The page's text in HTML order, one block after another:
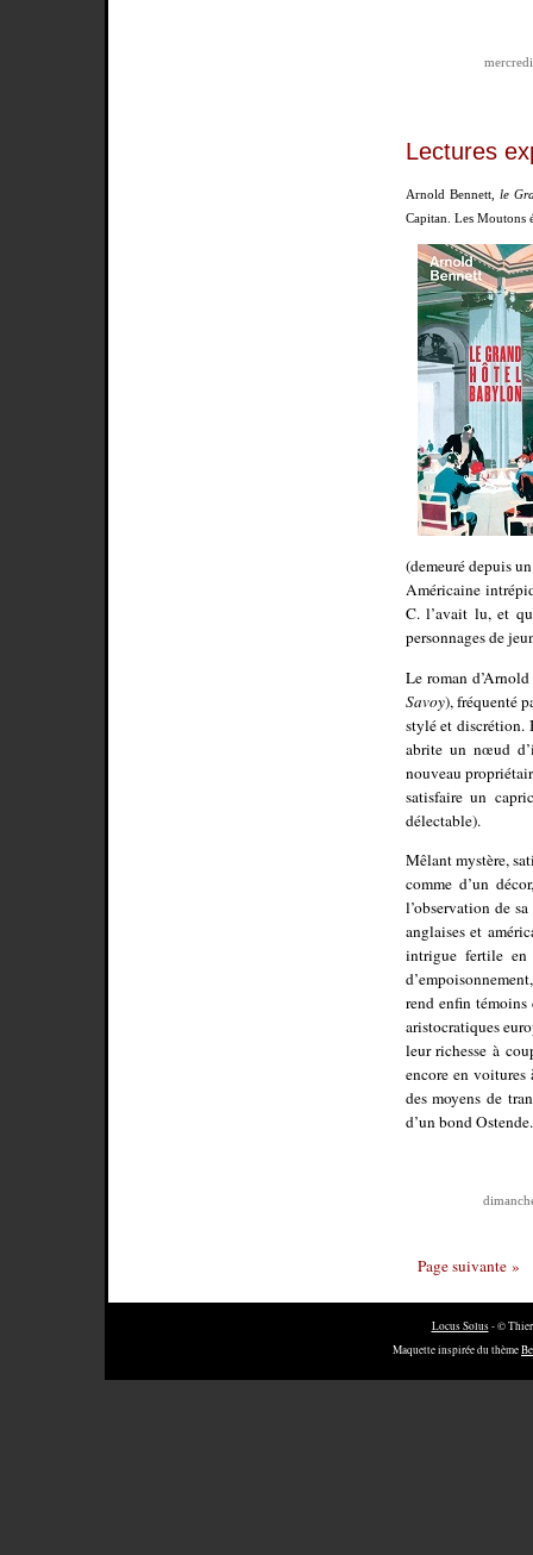
Lectures
Arnold Bennett, le
Capitan. Les Moutons
(demeuré depuis
Américaine
C. l’avait lu, et
personnages de
Le roman
Savoy), fréquenté
stylé et discrétion.
abrite un nœud
nouveau
satisfaire un
délectable).
Mêlant mystère,
comme d’un
l’observation de
anglaises et
intrigue fertile en
rend enfin témoins
aristocratiques
leur richesse à
encore en
des moyens de
d’un bond Ostende.
Page suivante »
Locus Solus- ©
Maquette inspirée du thème